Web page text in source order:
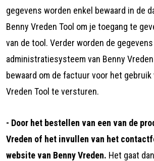
gegevens worden enkel bewaard in de
Benny Vreden Tool om je toegang te
van de tool. Verder worden de
administratiesysteem van Benny
bewaard om de factuur voor het gebruik
Vreden Tool te versturen.
- Door het bestellen van een van de
Vreden of het invullen van het
website van Benny Vreden. Het gaat